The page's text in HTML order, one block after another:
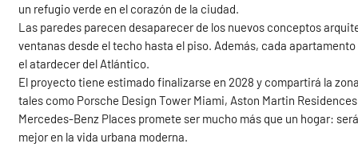
un refugio verde en el corazón de la ciudad.
Las paredes parecen desaparecer de los nuevos conceptos
ventanas desde el techo hasta el piso. Además, cada
el atardecer del Atlántico.
El proyecto tiene estimado finalizarse en 2028 y compartirá la
tales como Porsche Design Tower Miami, Aston Martin
Mercedes-Benz Places promete ser mucho más que un hogar:
mejor en la vida urbana moderna.